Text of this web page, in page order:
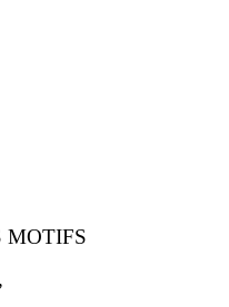
MOTIFS